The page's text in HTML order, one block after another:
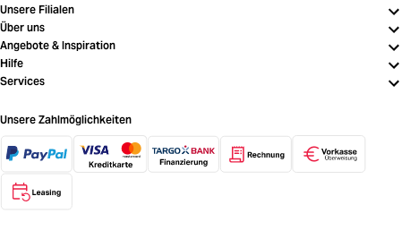
Unsere Filialen
Über uns
Angebote & Inspiration
Hilfe
Services
Unsere Zahlmöglichkeiten